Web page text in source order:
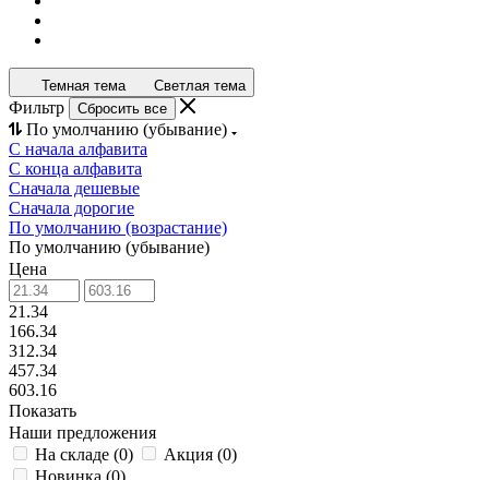
Темная тема Светлая тема
Фильтр Сбросить все
По умолчанию (убывание)
С начала алфавита
С конца алфавита
Сначала дешевые
Сначала дорогие
По умолчанию (возрастание)
По умолчанию (убывание)
Цена
21.34
166.34
312.34
457.34
603.16
Показать
Наши предложения
На складе (0) Акция (0)
Новинка (0)